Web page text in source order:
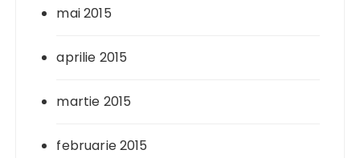
mai 2015
aprilie 2015
martie 2015
februarie 2015